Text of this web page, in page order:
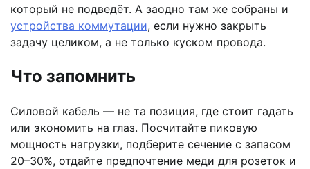
который не подведёт. А заодно там же собраны и
устройства коммутации, если нужно закрыть
задачу целиком, а не только куском провода.
Что запомнить
Силовой кабель — не та позиция, где стоит гадать
или экономить на глаз. Посчитайте пиковую
мощность нагрузки, подберите сечение с запасом
20–30%, отдайте предпочтение меди для розеток и